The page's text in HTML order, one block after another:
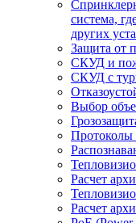
система,
других
Защита от
СКУД и
СКУД с
Выбор
Расчет
Расчет